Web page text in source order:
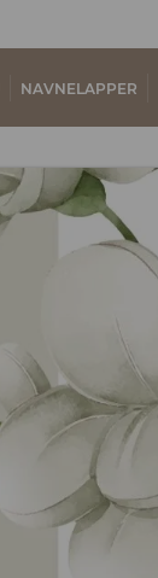
NAVNELAPPER